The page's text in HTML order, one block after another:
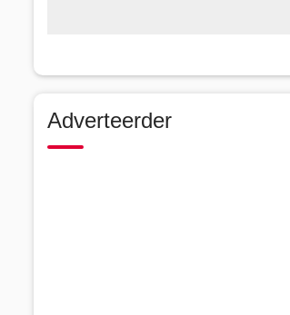
Adverteerder